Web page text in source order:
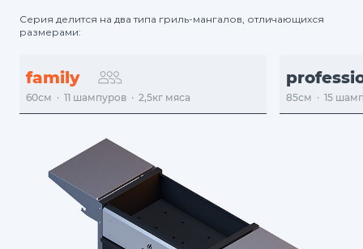
Серия делится на два типа гриль-мангалов, отличающихся
размерами:
family
60см  ·  11 шампуров  ·  2,5кг мяса 85см  ·  15